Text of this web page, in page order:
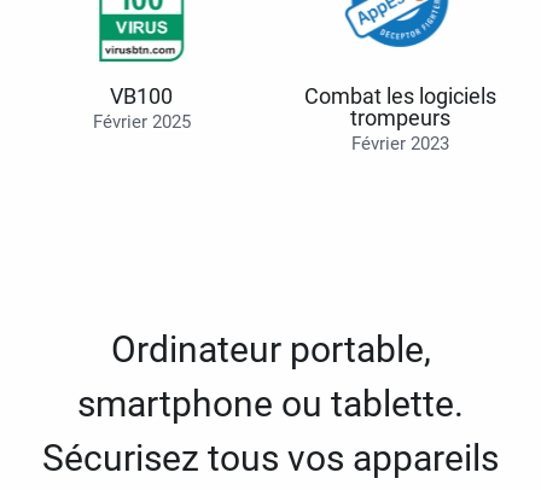
VB100
Février 2025
Combat les logiciels
trompeurs
Février 2023
Ordinateur portable,
smartphone ou tablette.
Sécurisez tous vos appareils